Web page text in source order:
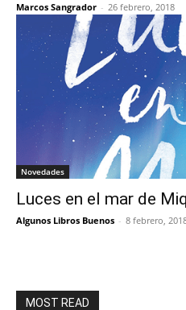
Marcos Sangrador - 26 febrero, 2018
Novedades
Luces en el mar de
Algunos Libros Buenos - 8 febrero,
MOST READ